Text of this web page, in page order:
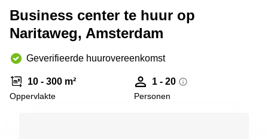
in Arnhem
Coworking
Hilversum
Coworking
space
Zwolle
Business center te huur op
Naritaweg, Amsterdam
Geverifieerde huurovereenkomst
10 - 300 m²
Oppervlakte
1 - 20
Personen